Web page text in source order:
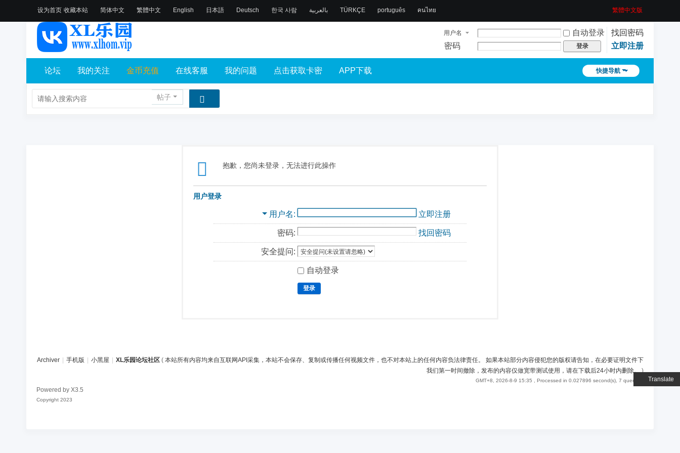
设为首页 收藏本站
Translate
简体中文 繁體中文 English 日本語 Deutsch 한국 사람 بالعربية TÜRKÇE português คนไทย 繁體中文版
用户名 自动登录
找回密码
密码
登录 立即注册
快捷导航
论坛 我的关注 金币充值 在线客服 我的问题 点击获取卡密 APP下载
帖子
抱歉，您尚未登录，无法进行此操作
用户登录
用户名 立即注册
密码: 找回密码
安全提问:
自动登录
登录
Archiver 手机版 小黑屋 XL乐园论坛社区 ( 本站所有内容均来自互联网API采集，本站不会保存、复制或传播任何视频文件，也不对本站上的任何内容负法律责任。 如果本站部分内容侵犯您的版权请告知，在必要证明文件下
我们第一时间撤除，发布的内容仅做宽带测试使用，请在下载后24小时内删除。)
GMT+8, 2026-8-9 15:35 , Processed in 0.027896 second(s), 7 queries .
Powered by X3.5
Copyright 2023